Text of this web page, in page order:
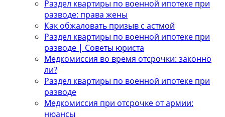
Раздел квартиры по военной ипотеке при
разводе: права жены
Как обжаловать призыв с астмой
Раздел квартиры по военной ипотеке при
разводе | Советы юриста
Медкомиссия во время отсрочки: законно
ли?
Раздел квартиры по военной ипотеке при
разводе
Медкомиссия при отсрочке от армии:
нюансы